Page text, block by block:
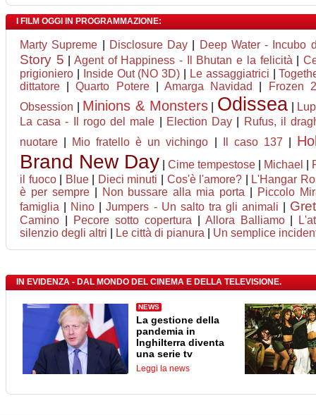
I FILM OGGI IN PROGRAMMAZIONE:
Marty Supreme Disclosure Day Deep Water - Incubo
Story 5 |Agent of Happiness - Il Bhutan e la felicità
prigioniero
Inside Out (NO 3D) Le assaggiatrici |
dittatore |Quarto Potere|Amarga Navidad
Frozen
Obsession
Minions & Monsters| Odissea|
La casa - Il rogo del male
Election Day
Rufus, il
nuotare
Mio fratello è un vichingo Il caso 137
Brand New Day Cime tempestose Michael
il fuoco| Blue| Dieci minuti Cos'è l'amore?
L'Hangar
è per sempre| Non bussare alla mia porta
Piccolo
famiglia
Nino |Jumpers - Un salto tra gli animali
Camino Pecore sotto copertura Allora Balliamo|
silenzio degli altri
Le città di pianura Un semplice
IN EVIDENZA - DAL MONDO DEL CINEMA E DELLA TELEVISIONE.
NEWS
La gestione della
pandemia in
Inghilterra diventa
una serie tv
Leggi la news